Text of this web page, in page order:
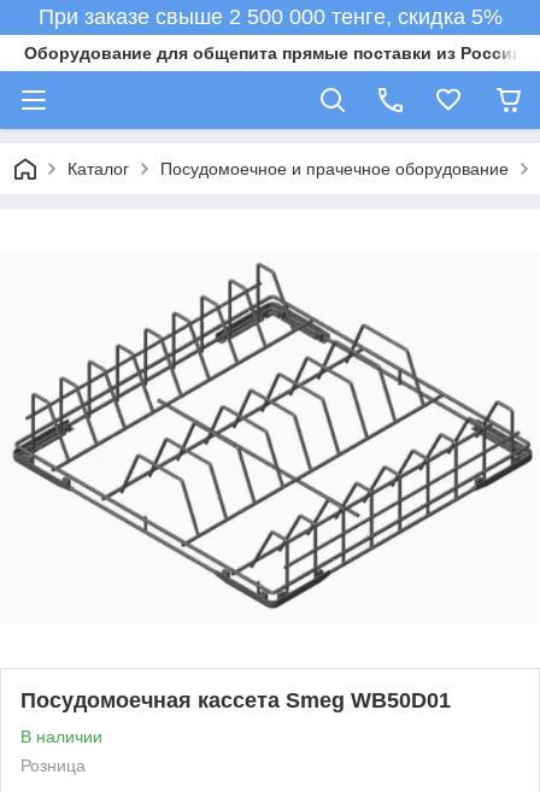
При заказе свыше 2 500 000 тенге, скидка 5%
Оборудование для общепита прямые поставки из России в
Каталог Посудомоечное и прачечное оборудование
Посудомоечная кассета Smeg WB50D01
В наличии
Розница